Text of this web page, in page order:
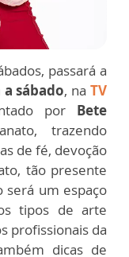
passará a
sábado, naTV
por Bete
trazendo
de fé, devoção
tão presente
será um espaço
tipos de arte
profissionais da
dicas de